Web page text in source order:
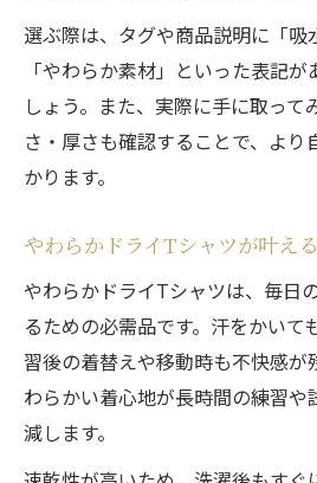
選ぶ際は、タグや商品説明に「吸
「やわらか素材」といった表記
しょう。また、実際に手に取って
さ・厚さも確認することで、より
かります。
やわらかドライTシャツが叶え
やわらかドライTシャツは、毎日
るための必需品です。汗をかいて
習後の着替えや移動時も不快感が
わらかい着心地が長時間の練習
減します。